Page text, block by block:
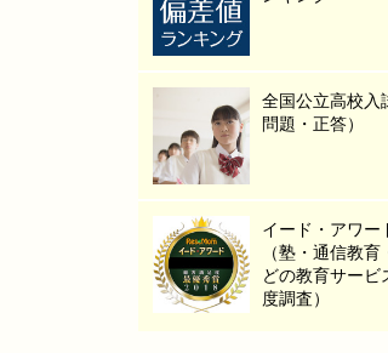
全国公立高校入
問題・正答）
イード・アワー
（塾・通信教
どの教育サービ
度調査）